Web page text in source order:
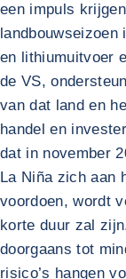
een impuls
landbouwseizoen
en lithiumuitvoer
de VS,
van dat land en
handel en
dat in november
La Niña zich aan
voordoen, wordt
korte duur zal
doorgaans tot
risico’s hangen